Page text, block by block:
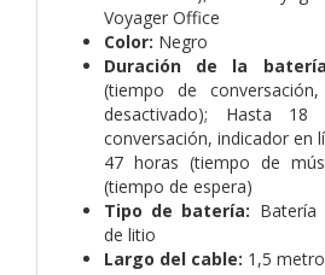
Voyager Office
Color: Negro
Duración de la
(tiempo de
desactivado); Hasta
conversación, indicador en
47 horas (tiempo de
(tiempo de espera)
Tipo de batería: Batería
de litio
Largo del cable: 1,5